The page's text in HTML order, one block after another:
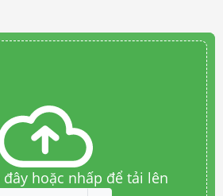
hoặc nhấp để tải lên